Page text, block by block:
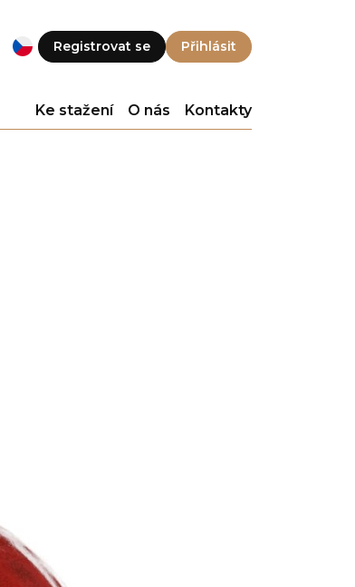
Registrovat se Přihlásit
Ke stažení O nás Kontakty